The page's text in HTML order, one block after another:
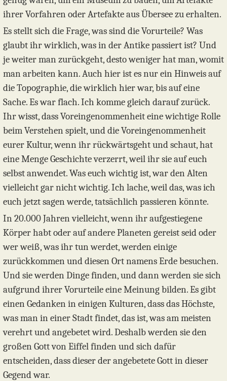
ihrer Vorfahren oder Artefakte aus Übersee zu erhalten.
Es stellt sich die Frage, was sind die Vorurteile? Was
glaubt ihr wirklich, was in der Antike passiert ist? Und
je weiter man zurückgeht, desto weniger hat man, womit
man arbeiten kann. Auch hier ist es nur ein Hinweis auf
die Topographie, die wirklich hier war, bis auf eine
Sache. Es war flach. Ich komme gleich darauf zurück.
Ihr wisst, dass Voreingenommenheit eine wichtige Rolle
beim Verstehen spielt, und die Voreingenommenheit
eurer Kultur, wenn ihr rückwärtsgeht und schaut, hat
eine Menge Geschichte verzerrt, weil ihr sie auf euch
selbst anwendet. Was euch wichtig ist, war den Alten
vielleicht gar nicht wichtig. Ich lache, weil das, was ich
euch jetzt sagen werde, tatsächlich passieren könnte.
In 20.000 Jahren vielleicht, wenn ihr aufgestiegene
Körper habt oder auf andere Planeten gereist seid oder
wer weiß, was ihr tun werdet, werden einige
zurückkommen und diesen Ort namens Erde besuchen.
Und sie werden Dinge finden, und dann werden sie sich
aufgrund ihrer Vorurteile eine Meinung bilden. Es gibt
einen Gedanken in einigen Kulturen, dass das Höchste,
was man in einer Stadt findet, das ist, was am meisten
verehrt und angebetet wird. Deshalb werden sie den
großen Gott von Eiffel finden und sich dafür
entscheiden, dass dieser der angebetete Gott in dieser
Gegend war.